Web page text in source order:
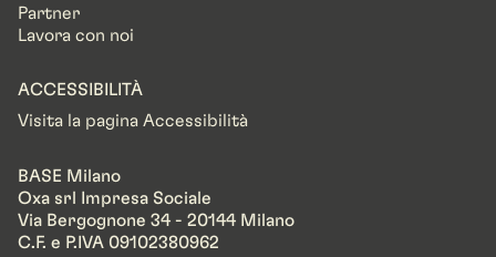
Partner
Lavora con noi
ACCESSIBILITÀ
Visita la pagina Accessibilità
BASE Milano
Oxa srl Impresa Sociale
Via Bergognone 34 - 20144 Milano
C.F. e P.IVA 09102380962